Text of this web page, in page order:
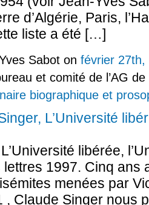
d’Algérie, Paris,
liste a été […]
Sabot on février 27th,
et comité de l’AG
biographique et
L’Université
libérée,
1997. Cinq ans
menées par
, Claude Singer nous